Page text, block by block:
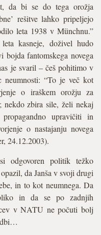
da bi se do tega orožja
rešitve lahko pripeljejo
leta 1938 v Münchnu.”
kasneje, doživel hudo
fantomskega novega
je svaril – češ pohitimo v
“To je več kot
o iraškem orožju za
nekdo zbira sile, želi nekaj
upravičiti in
o nastajanju novega
24.12.2003).
odgovoren politik težko
da Janša v svoji drugi
in to kot neumnega. Da
in da se po zadnjih
v NATU ne počuti bolj